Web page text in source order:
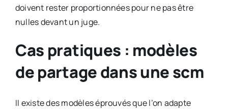
doivent rester proportionnées pour ne pas être
nulles devant un juge.
Cas pratiques : modèles
de partage dans une scm
Il existe des modèles éprouvés que l’on adapte